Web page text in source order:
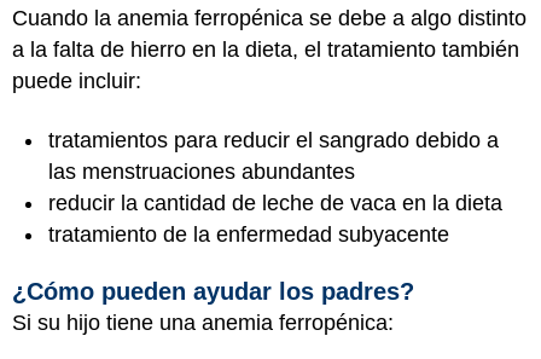
Cuando la anemia ferropénica se debe a algo distinto
a la falta de hierro en la dieta, el tratamiento también
puede incluir:
tratamientos para reducir el sangrado debido a
las menstruaciones abundantes
reducir la cantidad de leche de vaca en la dieta
tratamiento de la enfermedad subyacente
¿Cómo pueden ayudar los padres?
Si su hijo tiene una anemia ferropénica: